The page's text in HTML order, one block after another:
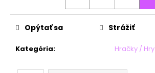
Kategória: Hračky / Hry
Opýtať sa Strážiť
d
p
o
ú